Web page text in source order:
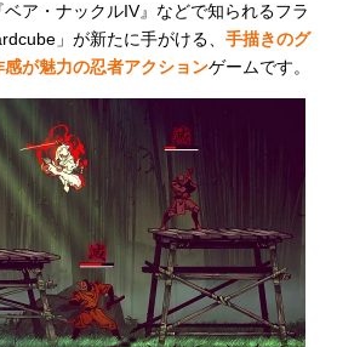
ア・ナックルIV』などで知られるフラ
」が新たに手がける、 手描きのグ
が魅力の忍者アクションゲームです。